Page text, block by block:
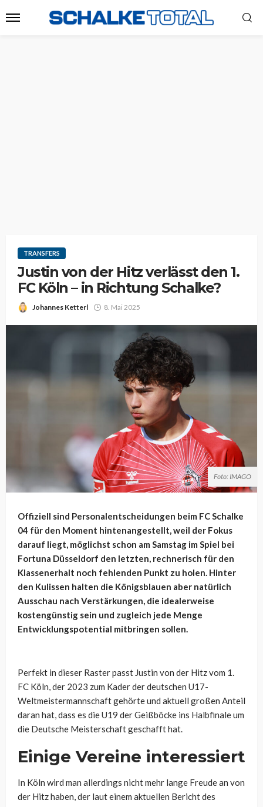
TRANSFERS
Justin von der Hitz verlässt den 1.
FC Köln – in Richtung Schalke?
Johannes Ketterl 8. Mai 2025
Foto: IMAGO
Offiziell sind Personalentscheidungen beim FC Schalke
04 für den Moment hintenangestellt, weil der Fokus
darauf liegt, möglichst schon am Samstag im Spiel bei
Fortuna Düsseldorf den letzten, rechnerisch für den
Klassenerhalt noch fehlenden Punkt zu holen. Hinter
den Kulissen halten die Königsblauen aber natürlich
Ausschau nach Verstärkungen, die idealerweise
kostengünstig sein und zugleich jede Menge
Entwicklungspotential mitbringen sollen.
Perfekt in dieser Raster passt Justin von der Hitz vom 1.
FC Köln, der 2023 zum Kader der deutschen U17-
Weltmeistermannschaft gehörte und aktuell großen Anteil
daran hat, dass es die U19 der Geißböcke ins Halbfinale um
die Deutsche Meisterschaft geschafft hat.
Einige Vereine interessiert
In Köln wird man allerdings nicht mehr lange Freude an von
der Hitz haben, der laut einem aktuellen Bericht des